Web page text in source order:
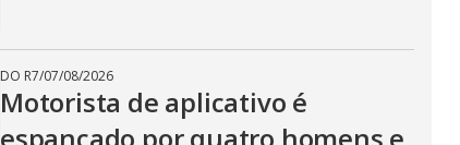
DO R7/07/08/2026
Motorista de aplicativo é